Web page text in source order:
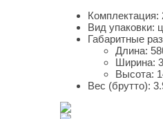
Комплектация:
Вид упаковки:
Габаритные
Длина:
Ширина:
Высота:
Вес (брутто):